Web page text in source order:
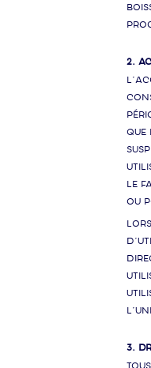
2.
que
le
ou
3.